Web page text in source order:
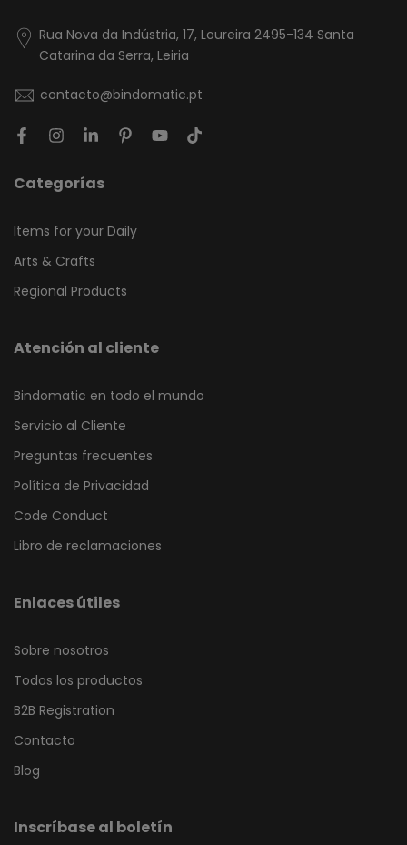
Rua Nova da Indústria, 17, Loureira 2495-134 Santa
Catarina da Serra, Leiria
contacto@bindomatic.pt
Categorías
Items for your Daily
Arts & Crafts
Regional Products
Atención al cliente
Bindomatic en todo el mundo
Servicio al Cliente
Preguntas frecuentes
Política de Privacidad
Code Conduct
Libro de reclamaciones
Enlaces útiles
Sobre nosotros
Todos los productos
B2B Registration
Contacto
Blog
Inscríbase al boletín